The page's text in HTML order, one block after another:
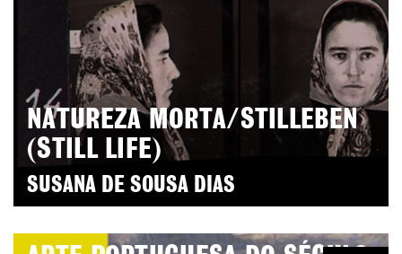
NATUREZA MORTA/STILLEBEN
(STILL LIFE)
SUSANA DE SOUSA DIAS